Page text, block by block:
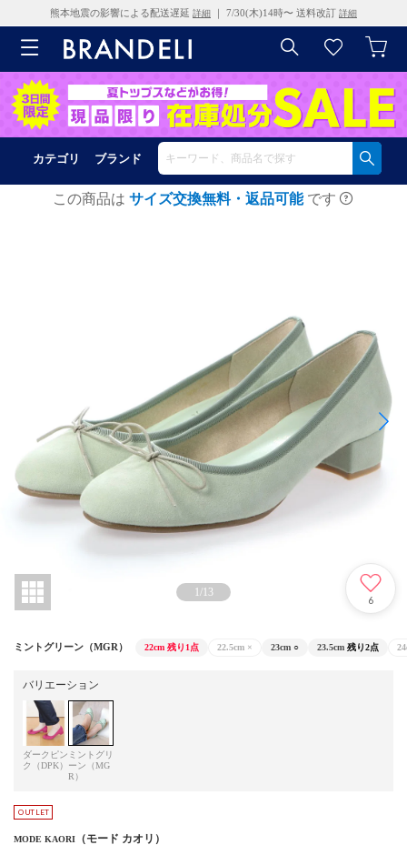
熊本地震の影響による配送遅延 詳細 ｜ 7/30(木)14時〜 送料改訂 詳細
カテゴリ ブランド
この商品は サイズ交換無料・返品可能 です
1/13
6
ミントグリーン（MGR） 22cm 残り1点 22.5cm × 23cm ○ 23.5cm 残り2点
バリエーション
ダークピン
ク（DPK）
ミントグリ
ーン（MG
R）
MODE KAORI （モード カオリ）